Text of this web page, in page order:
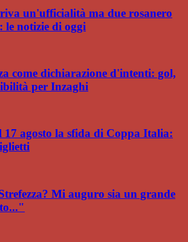
un'ufficialità ma due rosanero
le notizie di oggi
come dichiarazione d'intenti: gol,
per Inzaghi
17 agosto la sfida di Coppa Italia:
Mi auguro sia un grande